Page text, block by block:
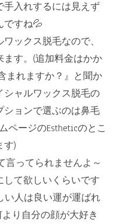
手入れするには見えず
ですね💦
ックス脱毛なので、
す。(追加料金はかか
まれますか？』と聞か
シャルワックス脱毛の
ションで選ぶのは鼻毛
ページのEstheticのとこ
す)
言ってられませんよ～
て欲しいくらいです
い人は良い運が運ばれ
り自分の顔が大好き